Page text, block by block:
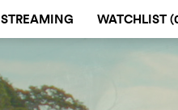
STREAMING WATCHLIST (